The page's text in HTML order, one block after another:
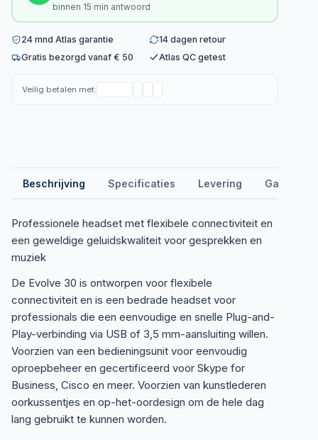
binnen 15 min antwoord
24 mnd Atlas garantie
14 dagen retour
Gratis bezorgd vanaf € 50
Atlas QC getest
Veilig betalen met:
Beschrijving Specificaties Levering Garantie
Professionele headset met flexibele connectiviteit en
een geweldige geluidskwaliteit voor gesprekken en
muziek
De Evolve 30 is ontworpen voor flexibele
connectiviteit en is een bedrade headset voor
professionals die een eenvoudige en snelle Plug-and-
Play-verbinding via USB of 3,5 mm-aansluiting willen.
Voorzien van een bedieningsunit voor eenvoudig
oproepbeheer en gecertificeerd voor Skype for
Business, Cisco en meer. Voorzien van kunstlederen
oorkussentjes en op-het-oordesign om de hele dag
lang gebruikt te kunnen worden.